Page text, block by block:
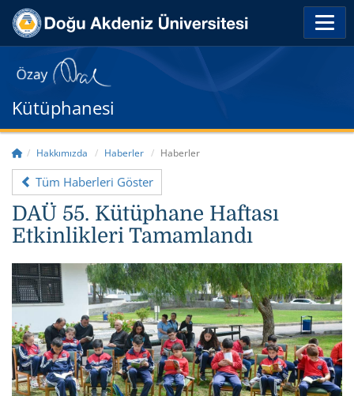
Kütüphanesi
Hakkımızda Haberler Haberler
Tüm Haberleri Göster
DAÜ 55. Kütüphane Haftası
Etkinlikleri Tamamlandı